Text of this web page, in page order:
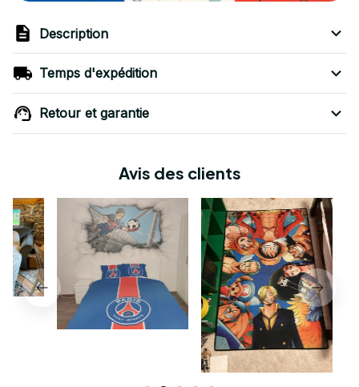
Description
Temps d'expédition
Retour et garantie
Avis des clients